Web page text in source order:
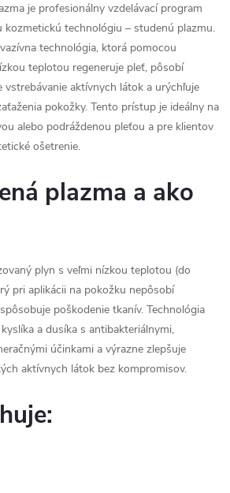
je profesionálny vzdelávací program
kozmetickú technológiu – studenú plazmu.
technológia, ktorá pomocou
teplotou regeneruje pleť, pôsobí
vstrebávanie aktívnych látok a urýchľuje
pokožky. Tento prístup je ideálny na
alebo podráždenou pleťou a pre klientov
ošetrenie.
plazma a ako
plyn s veľmi nízkou teplotou (do
pri aplikácii na pokožku nepôsobí
poškodenie tkanív. Technológia
a dusíka s antibakteriálnymi,
účinkami a výrazne zlepšuje
aktívnych látok bez kompromisov.